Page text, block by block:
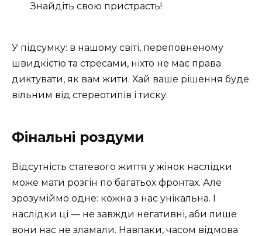
Знайдіть свою пристрасть!
У підсумку: в нашому світі, переповненому
швидкістю та стресами, ніхто не має права
диктувати, як вам жити. Хай ваше рішення буде
вільним від стереотипів і тиску.
Фінальні роздуми
Відсутність статевого життя у жінок наслідки
може мати розгін по багатьох фронтах. Але
зрозуміймо одне: кожна з нас унікальна. І
наслідки ці — не завжди негативні, аби лише
вони нас не зламали. Навпаки, часом відмова